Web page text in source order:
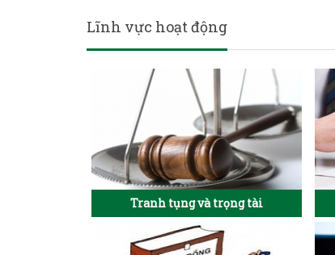
Lĩnh vực hoạt động
Tranh tụng và trọng tài